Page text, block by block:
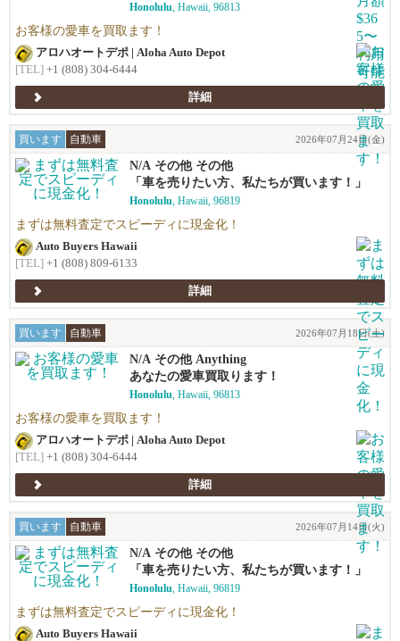
Honolulu, Hawaii, 96813
お客様の愛車を買取ます！
アロハオートデポ | Aloha Auto Depot
[TEL] +1 (808) 304-6444
詳細
買います 自動車 2026年07月24日(金)
N/A その他 その他
「車を売りたい方、私たちが買います！」
Honolulu, Hawaii, 96819
まずは無料査定でスピーディに現金化！
Auto Buyers Hawaii
[TEL] +1 (808) 809-6133
詳細
買います 自動車 2026年07月18日(土)
N/A その他 Anything
あなたの愛車買取ります！
Honolulu, Hawaii, 96813
お客様の愛車を買取ます！
アロハオートデポ | Aloha Auto Depot
[TEL] +1 (808) 304-6444
詳細
買います 自動車 2026年07月14日(火)
N/A その他 その他
「車を売りたい方、私たちが買います！」
Honolulu, Hawaii, 96819
まずは無料査定でスピーディに現金化！
Auto Buyers Hawaii